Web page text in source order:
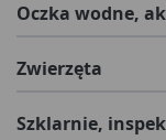
Oczka wodne,
Zwierzęta
Szklarnie,